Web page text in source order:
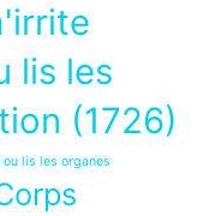
lis les
(1726)
ou lis les organes